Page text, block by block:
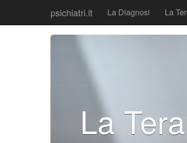
psichiatri.it La Diagnosi La
La